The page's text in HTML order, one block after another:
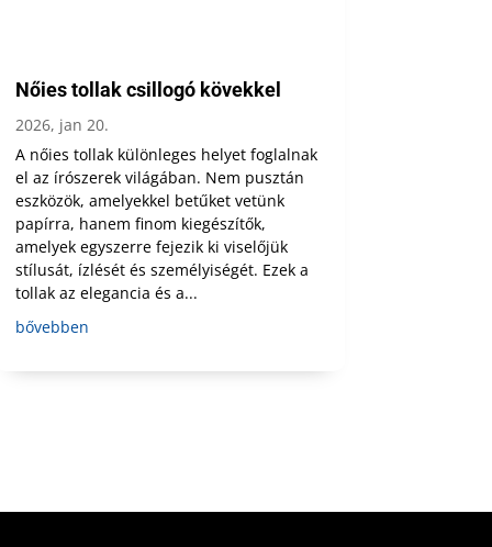
Nőies tollak csillogó kövekkel
2026, jan 20.
A nőies tollak különleges helyet foglalnak
el az írószerek világában. Nem pusztán
eszközök, amelyekkel betűket vetünk
papírra, hanem finom kiegészítők,
amelyek egyszerre fejezik ki viselőjük
stílusát, ízlését és személyiségét. Ezek a
tollak az elegancia és a...
bővebben